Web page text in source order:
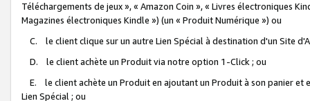
Téléchargements de jeux », « Amazon Coin », « Livres électroniques
Magazines électroniques Kindle ») (un « Produit Numérique ») ou
C. le client clique sur un autre Lien Spécial à destination d'un Site
D. le client achète un Produit via notre option 1-Click ; ou
E. le client achète un Produit en ajoutant un Produit à son panier et
Lien Spécial ; ou